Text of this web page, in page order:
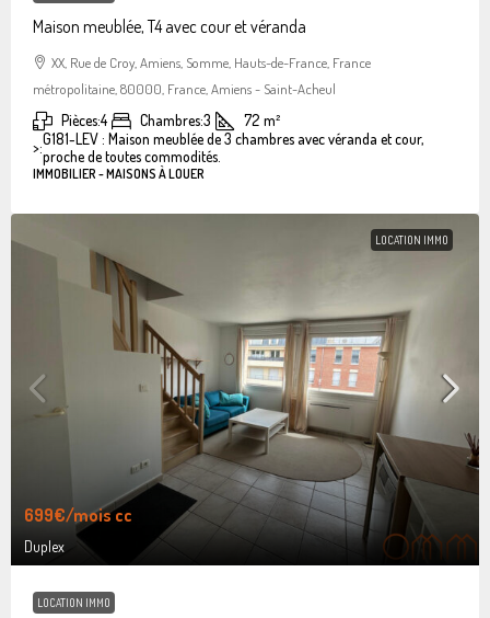
Maison meublée, T4 avec cour et véranda
XX, Rue de Croy, Amiens, Somme, Hauts-de-France, France
métropolitaine, 80000, France, Amiens - Saint-Acheul
Pièces:4 Chambres:3 72 m²
>:G181-LEV : Maison meublée de 3 chambres avec véranda et cour,
proche de toutes commodités.
IMMOBILIER - MAISONS À LOUER
LOCATION IMMO
699€/mois cc
Duplex
LOCATION IMMO